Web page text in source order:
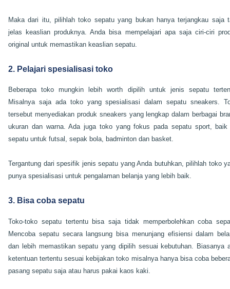
Maka dari itu, pilihlah toko sepatu yang bukan hanya terjangkau saja
jelas keaslian produknya. Anda bisa mempelajari apa saja ciri-ciri
original untuk memastikan keaslian sepatu.
2. Pelajari spesialisasi toko
Beberapa toko mungkin lebih worth dipilih untuk jenis sepatu
Misalnya saja ada toko yang spesialisasi dalam sepatu sneakers.
tersebut menyediakan produk sneakers yang lengkap dalam berbagai
ukuran dan warna. Ada juga toko yang fokus pada sepatu sport, baik
sepatu untuk futsal, sepak bola, badminton dan basket.
Tergantung dari spesifik jenis sepatu yang Anda butuhkan, pilihlah toko
punya spesialisasi untuk pengalaman belanja yang lebih baik.
3. Bisa coba sepatu
Toko-toko sepatu tertentu bisa saja tidak memperbolehkan coba
Mencoba sepatu secara langsung bisa menunjang efisiensi dalam
dan lebih memastikan sepatu yang dipilih sesuai kebutuhan. Biasanya
ketentuan tertentu sesuai kebijakan toko misalnya hanya bisa coba
pasang sepatu saja atau harus pakai kaos kaki.